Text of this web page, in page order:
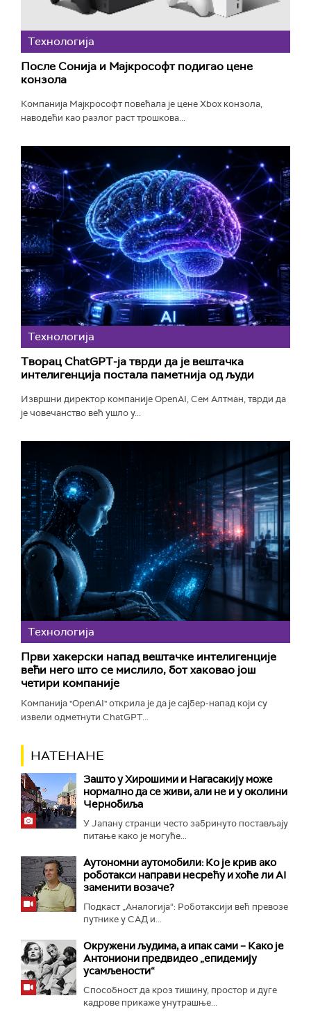
Технологијa
После Сонија и Мајкрософт подигао цене
конзола
Компанија Мајкрософт повећала је цене Xbox конзола,
наводећи као разлог раст трошкова...
Технологијa
Творац ChatGPT-ја тврди да је вештачка
интелигенција постала паметнија од људи
Извршни директор компаније OpenAI, Сем Алтман, тврди да
је човечанство већ ушло у...
Технологијa
Први хакерски напад вештачке интелигенције
већи него што се мислило, бот хаковао још
четири компаније
Компанија "OpenAI" открила је да је сајбер-напад који су
извели одметнути ChatGPT...
НАТЕНАНЕ
Зашто у Хирошими и Нагасакију може
нормално да се живи, али не и у околини
Чернобиља
У Јапану странци често забринуто постављају
питање како је могуће...
Аутономни аутомобили: Ко је крив ако
роботакси направи несрећу и хоће ли AI
заменити возаче?
Подкаст „Аналогија“: Роботаксији већ превозе
путнике у САД и...
Окружени људима, а ипак сами – Како је
Антониони предвидео „епидемију
усамљености“
Способност да кроз тишину, простор и дуге
кадрове прикаже унутрашње...